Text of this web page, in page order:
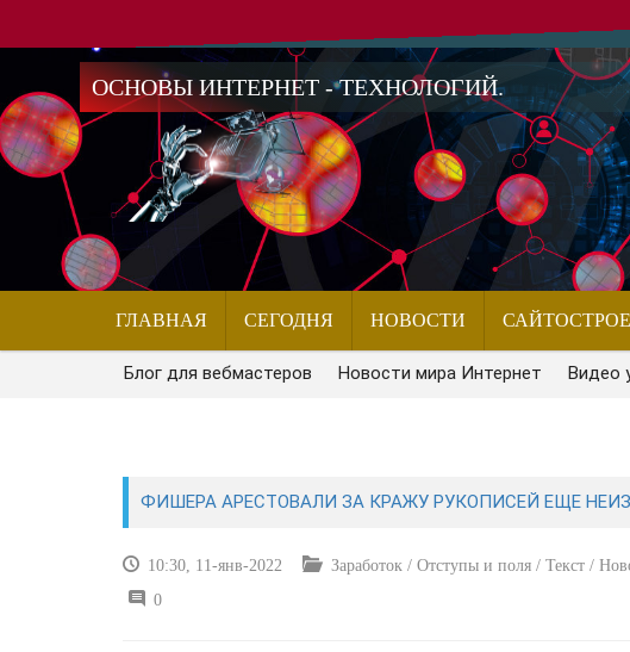
ОСНОВЫ ИНТЕРНЕТ - ТЕХНОЛОГИЙ.
ГЛАВНАЯ СЕГОДНЯ НОВОСТИ
Блог для вебмастеров Новости мира Интернет Видео
ФИШЕРА АРЕСТОВАЛИ ЗА КРАЖУ РУКОПИСЕЙ ЕЩЕ
10:30, 11-янв-2022 Заработок / Отступы и поля / Текст /
0